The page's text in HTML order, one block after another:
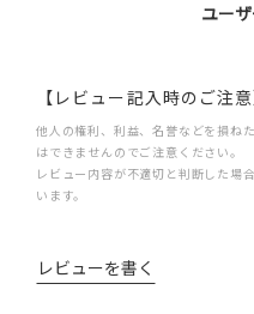
ユー
【レビュー記入時のご注意
他人の権利、利益、名誉などを損ね
はできませんのでご注意ください。
レビュー内容が不適切と判断した場
います。
レビューを書く